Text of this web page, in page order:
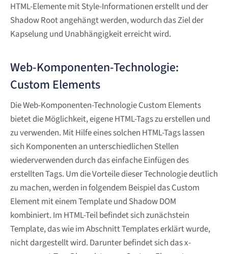
HTML-Elemente mit Style-Informationen erstellt und der
Shadow Root angehängt werden, wodurch das Ziel der
Kapselung und Unabhängigkeit erreicht wird.
Web-Komponenten-Technologie:
Custom Elements
Die Web-Komponenten-Technologie Custom Elements
bietet die Möglichkeit, eigene HTML-Tags zu erstellen und
zu verwenden. Mit Hilfe eines solchen HTML-Tags lassen
sich Komponenten an unterschiedlichen Stellen
wiederverwenden durch das einfache Einfügen des
erstellten Tags. Um die Vorteile dieser Technologie deutlich
zu machen, werden in folgendem Beispiel das Custom
Element mit einem Template und Shadow DOM
kombiniert. Im HTML-Teil befindet sich zunächstein
Template, das wie im Abschnitt Templates erklärt wurde,
nicht dargestellt wird. Darunter befindet sich das x-